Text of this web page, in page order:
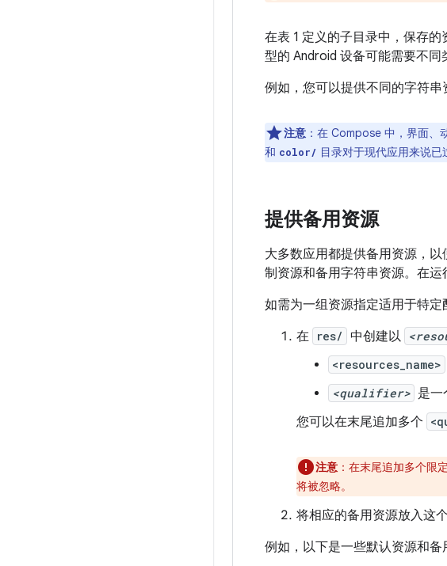
在表 1 定义的子目录中，保存
型的 Android 设备可能需要不同
例如，您可以提供不同的字符串
注意 ：在 Compose 中，界面
和 color/ 目录对于现代应用来说
提供备用资源
大多数应用都提供备用资源，
制资源和备用字符串资源。在运
如需为一组资源指定适用于特定
在 res/ 中创建以
<resources_name>
<qualifier> 是一
您可以在末尾追加多个
注意 ：在末尾追加多个限
将被忽略。
将相应的备用资源放入这
例如，以下是一些默认资源和备